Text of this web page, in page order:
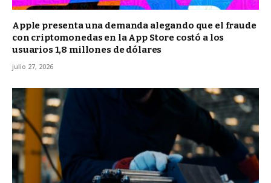
Apple presenta una demanda alegando que el fraude
con criptomonedas en la App Store costó a los
usuarios 1,8 millones de dólares
julio 27, 2026